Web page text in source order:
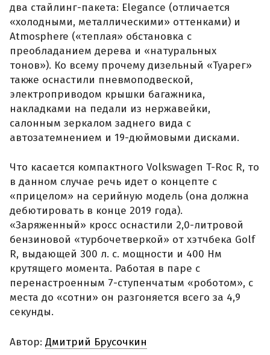
два стайлинг-пакета: Elegance (отличается
«холодными, металлическими» оттенками) и
Atmosphere («теплая» обстановка с
преобладанием дерева и «натуральных
тонов»). Ко всему прочему дизельный «Туарег»
также оснастили пневмоподвеской,
электроприводом крышки багажника,
накладками на педали из нержавейки,
салонным зеркалом заднего вида с
автозатемнением и 19-дюймовыми дисками.
Что касается компактного Volkswagen T-Roc R, то
в данном случае речь идет о концепте с
«прицелом» на серийную модель (она должна
дебютировать в конце 2019 года).
«Заряженный» кросс оснастили 2,0-литровой
бензиновой «турбочетверкой» от хэтчбека Golf
R, выдающей 300 л. с. мощности и 400 Нм
крутящего момента. Работая в паре с
перенастроенным 7-ступенчатым «роботом», с
места до «сотни» он разгоняется всего за 4,9
секунды.
Автор: Дмитрий Брусочкин